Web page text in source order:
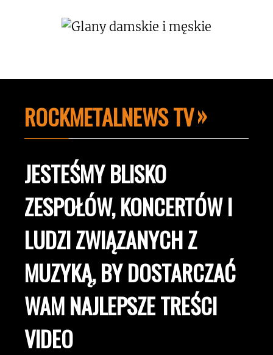
ROCKMETALNEWS TV
JESTEŚMY BLISKO
ZESPOŁÓW, KONCERTÓW I
LUDZI ZWIĄZANYCH Z
MUZYKĄ, BY DOSTARCZAĆ
WAM NAJLEPSZE TREŚCI
VIDEO